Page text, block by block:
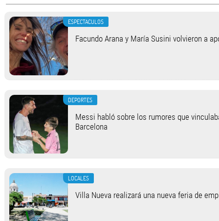
ESPECTACULOS
Facundo Arana y María Susini volvieron a
DEPORTES
Messi habló sobre los rumores que
Barcelona
LOCALES
Villa Nueva realizará una nueva feria de